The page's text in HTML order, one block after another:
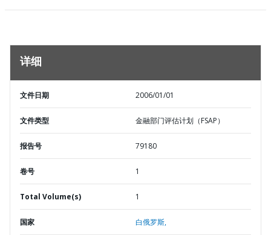
详细
文件日期 2006/01/01
文件类型 金融部门评估计划（FSAP）
报告号 79180
卷号 1
Total Volume(s) 1
国家 白俄罗斯,